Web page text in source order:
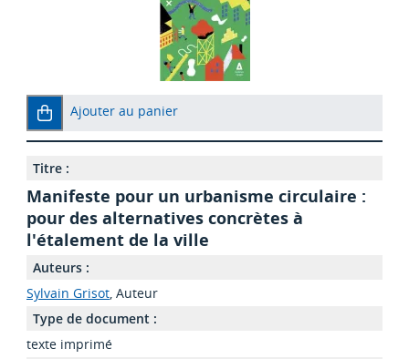
Ajouter au panier
Titre :
Manifeste pour un urbanisme circulaire :
pour des alternatives concrètes à
l'étalement de la ville
Auteurs :
Sylvain Grisot, Auteur
Type de document :
texte imprimé